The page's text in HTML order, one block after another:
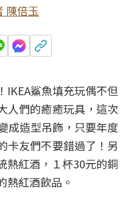
陳倍玉
IKEA鯊魚填充玩偶不但
人們的癒癒玩具，這次
成造型吊飾，只要年度
卡友們不要錯過了！另
熱紅酒 ，１杯30元的銅
熱紅酒飲品。